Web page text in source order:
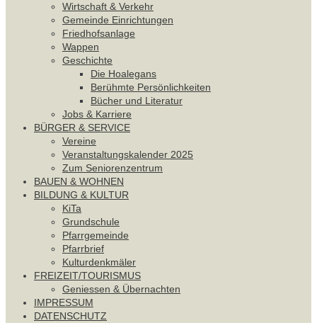
Wirtschaft & Verkehr
Gemeinde Einrichtungen
Friedhofsanlage
Wappen
Geschichte
Die Hoalegans
Berühmte Persönlichkeiten
Bücher und Literatur
Jobs & Karriere
BÜRGER & SERVICE
Vereine
Veranstaltungskalender 2025
Zum Seniorenzentrum
BAUEN & WOHNEN
BILDUNG & KULTUR
KiTa
Grundschule
Pfarrgemeinde
Pfarrbrief
Kulturdenkmäler
FREIZEIT/TOURISMUS
Geniessen & Übernachten
IMPRESSUM
DATENSCHUTZ